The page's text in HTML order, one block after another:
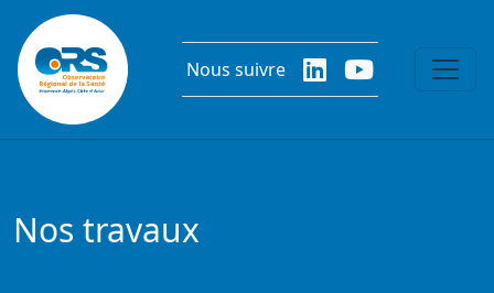
Aller au contenu principal
Nous suivre
Nos travaux